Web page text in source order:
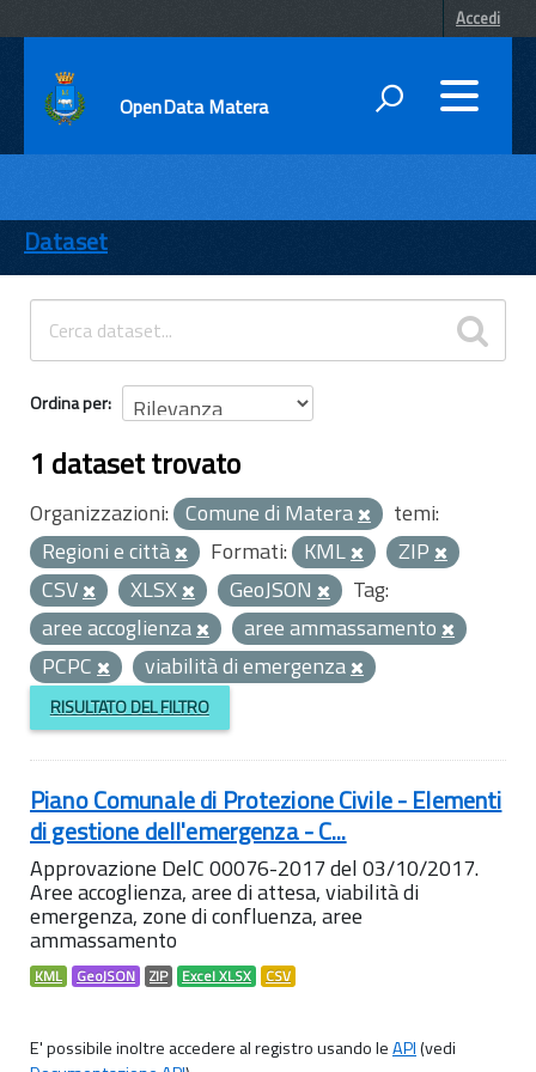
Accedi
OpenData Matera
ENTI
TEMI
INFORMAZIONI
Dataset
Ordina per
1 dataset trovato
Organizzazioni: Comune di Matera
temi:
Regioni e città
Formati: KML
ZIP
CSV
XLSX GeoJSON
Tag:
aree accoglienza
aree ammassamento
PCPC
viabilità di emergenza
RISULTATO DEL FILTRO
Piano Comunale di Protezione Civile - Elementi
di gestione dell'emergenza - C...
Approvazione DelC 00076-2017 del 03/10/2017.
Aree accoglienza, aree di attesa, viabilità di
emergenza, zone di confluenza, aree
ammassamento
KML GeoJSON ZIP Excel XLSX CSV
E' possibile inoltre accedere al registro usando leAPI(vedi